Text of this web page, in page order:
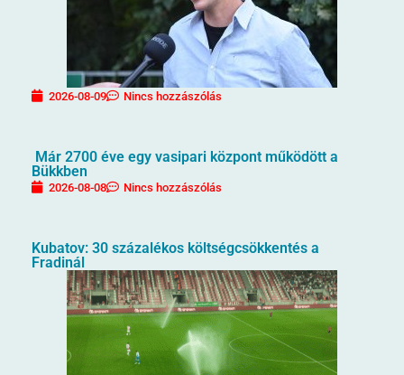
2026-08-09 Nincs hozzászólás
Már 2700 éve egy vasipari központ működött a
Bükkben
2026-08-08 Nincs hozzászólás
Kubatov: 30 százalékos költségcsökkentés a
Fradinál